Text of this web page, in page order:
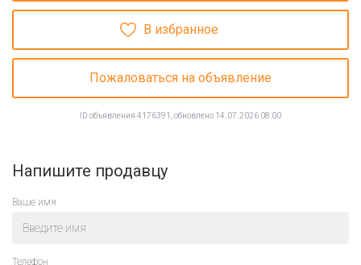
В избранное
Пожаловаться на объявление
ID объявления 4176391, обновлено 14.07.2026 08:00
Напишите продавцу
Ваше имя
Телефон